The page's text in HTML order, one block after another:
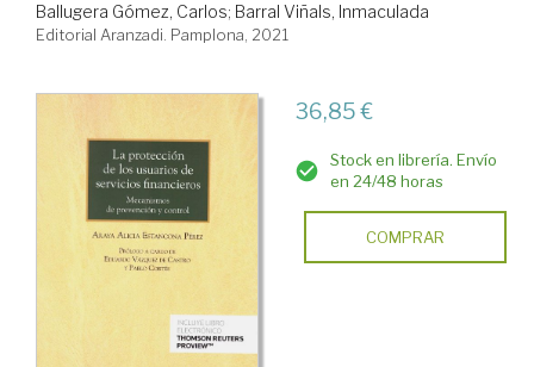
Ballugera Gómez, Carlos; Barral Viñals, Inmaculada
Editorial Aranzadi. Pamplona, 2021
36,85 €
Stock en librería. Envío
en 24/48 horas
COMPRAR